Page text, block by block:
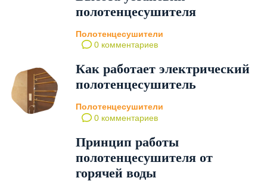
полотенцесушителя
Полотенцесушители
0 комментариев
Как работает электрический
полотенцесушитель
Полотенцесушители
0 комментариев
Принцип работы
полотенцесушителя от
горячей воды